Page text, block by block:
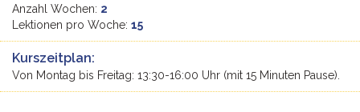
Anzahl Wochen: 2
Lektionen pro Woche: 15
Kurszeitplan:
Von Montag bis Freitag: 13:30-16:00 Uhr (mit 15 Minuten Pause).